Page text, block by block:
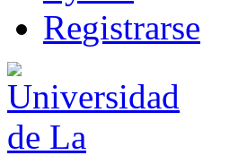
Registrarse